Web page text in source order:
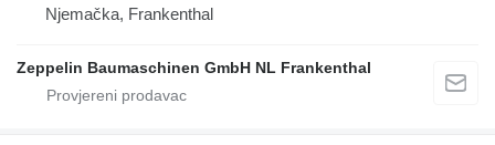
Njemačka, Frankenthal
Zeppelin Baumaschinen GmbH NL Frankenthal